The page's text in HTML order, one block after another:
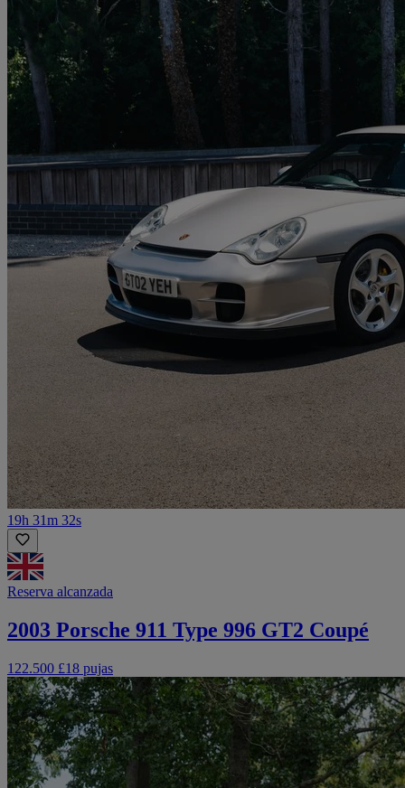
19h 31m 32s
Reserva alcanzada
2003 Porsche 911 Type 996 GT2 Coupé
122.500 £18 pujas